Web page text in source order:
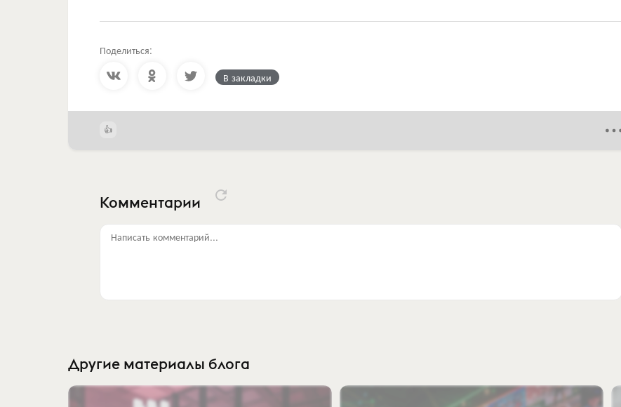
Поделиться:
В закладки
Комментарии
Написать комментарий...
Другие материалы блога